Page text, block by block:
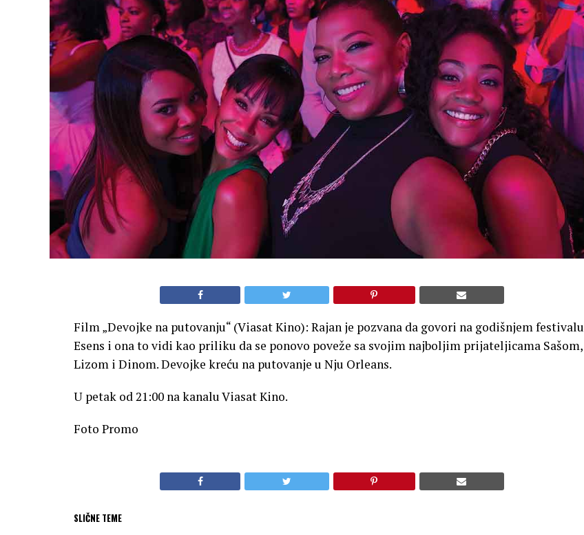
Film „Devojke na putovanju“ (Viasat Kino): Rajan je pozvana da govori na godišnjem festivalu
Esens i ona to vidi kao priliku da se ponovo poveže sa svojim najboljim prijateljicama Sašom,
Lizom i Dinom. Devojke kreću na putovanje u Nju Orleans.
U petak od 21:00 na kanalu Viasat Kino.
Foto Promo
SLIČNE TEME